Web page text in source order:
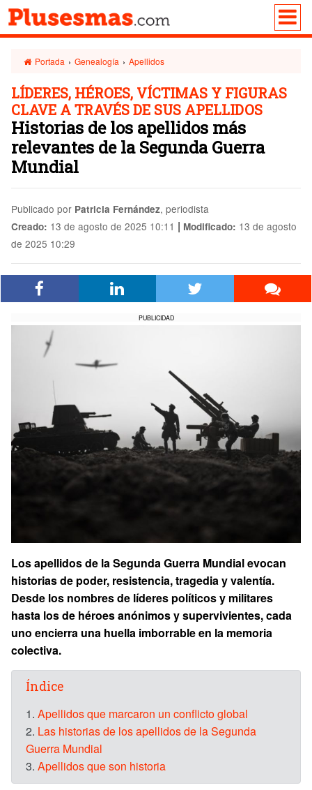
Portada › Genealogía › Apellidos
LÍDERES, HÉROES, VÍCTIMAS Y FIGURAS
CLAVE A TRAVÉS DE SUS APELLIDOS
Historias de los apellidos más
relevantes de la Segunda Guerra
Mundial
Publicado por Patricia Fernández, periodista
Creado: 13 de agosto de 2025 10:11 | Modificado: 13 de agosto
de 2025 10:29
PUBLICIDAD
Los apellidos de la Segunda Guerra Mundial evocan
historias de poder, resistencia, tragedia y valentía.
Desde los nombres de líderes políticos y militares
hasta los de héroes anónimos y supervivientes, cada
uno encierra una huella imborrable en la memoria
colectiva.
Índice
1. Apellidos que marcaron un conflicto global
2. Las historias de los apellidos de la Segunda
Guerra Mundial
3. Apellidos que son historia